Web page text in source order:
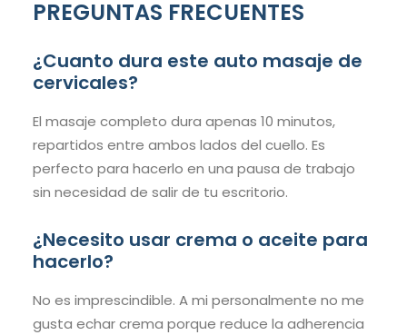
PREGUNTAS FRECUENTES
¿Cuanto dura este auto masaje de
cervicales?
El masaje completo dura apenas 10 minutos,
repartidos entre ambos lados del cuello. Es
perfecto para hacerlo en una pausa de trabajo
sin necesidad de salir de tu escritorio.
¿Necesito usar crema o aceite para
hacerlo?
No es imprescindible. A mi personalmente no me
gusta echar crema porque reduce la adherencia